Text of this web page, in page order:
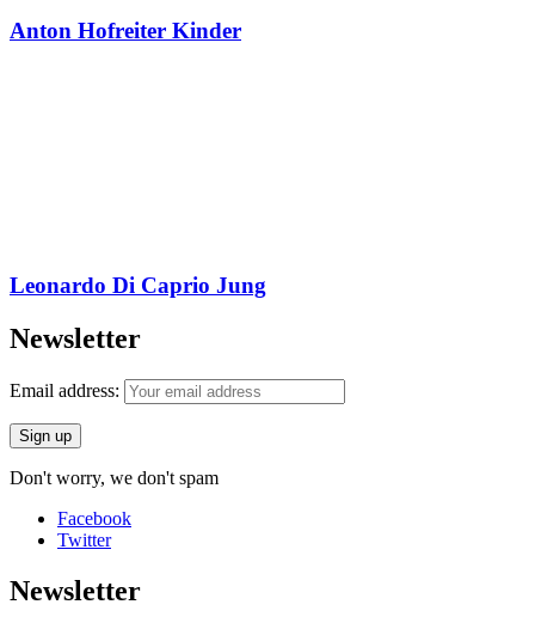
Anton Hofreiter Kinder
Leonardo Di Caprio Jung
Newsletter
Email address:
Don't worry, we don't spam
Facebook
Twitter
Newsletter